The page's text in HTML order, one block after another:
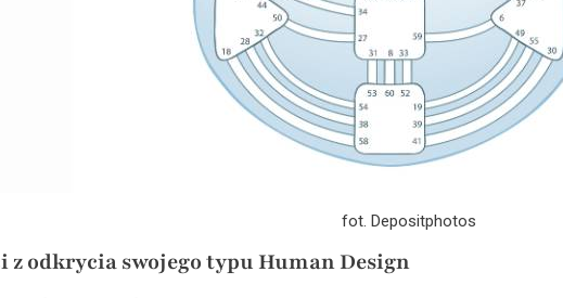
fot. Depositphotos
z odkrycia swojego typu Human Design